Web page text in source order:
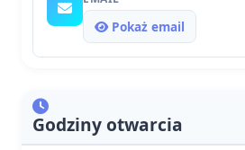
Pokaż email
Godziny otwarcia